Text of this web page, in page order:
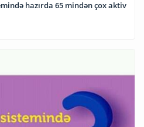
hazırda 65 mindən çox aktiv